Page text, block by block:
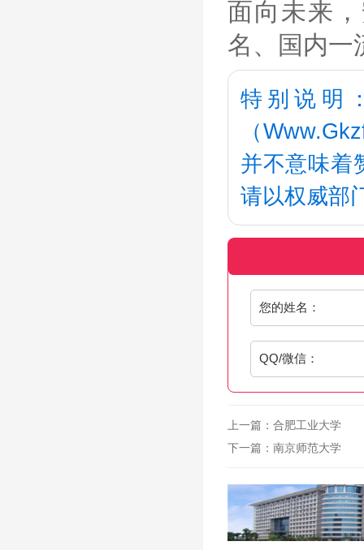
面向未来
名、国内一
特别说明
（
并不意味着
请以权威部
您的姓名：
QQ/微信：
上一篇： 合肥工业大学
下一篇： 南京师范大学